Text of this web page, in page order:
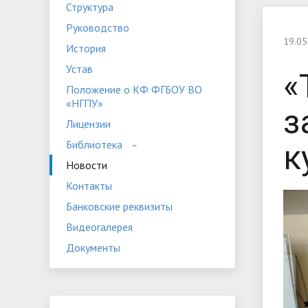
Устав
«НГПУ»
Банковские реквизиты
Программы дополнительного
образования
Оплата
Мероприятия
Структура
Руководство
История
Устав
Положение о КФ ФГБОУ ВО
«НГПУ»
Лицензии
Библиотека
Новости
Контакты
Банковские реквизиты
Видеогалерея
Документы